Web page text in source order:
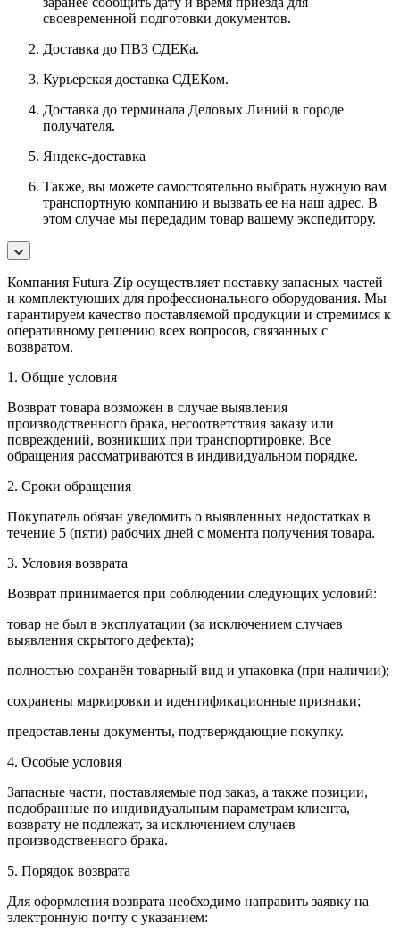
своевременной подготовки документов.
Доставка до ПВЗ СДЕКа.
Курьерская доставка СДЕКом.
Доставка до терминала Деловых Линий в городе
получателя.
Яндекс-доставка
Также, вы можете самостоятельно выбрать нужную вам
транспортную компанию и вызвать ее на наш адрес. В
этом случае мы передадим товар вашему экспедитору.
Компания Futura-Zip осуществляет поставку запасных частей
и комплектующих для профессионального оборудования. Мы
гарантируем качество поставляемой продукции и стремимся к
оперативному решению всех вопросов, связанных с
возвратом.
1. Общие условия
Возврат товара возможен в случае выявления
производственного брака, несоответствия заказу или
повреждений, возникших при транспортировке. Все
обращения рассматриваются в индивидуальном порядке.
2. Сроки обращения
Покупатель обязан уведомить о выявленных недостатках в
течение 5 (пяти) рабочих дней с момента получения товара.
3. Условия возврата
Возврат принимается при соблюдении следующих условий:
товар не был в эксплуатации (за исключением случаев
выявления скрытого дефекта);
полностью сохранён товарный вид и упаковка (при наличии);
сохранены маркировки и идентификационные признаки;
предоставлены документы, подтверждающие покупку.
4. Особые условия
Запасные части, поставляемые под заказ, а также позиции,
подобранные по индивидуальным параметрам клиента,
возврату не подлежат, за исключением случаев
производственного брака.
5. Порядок возврата
Для оформления возврата необходимо направить заявку на
электронную почту с указанием: